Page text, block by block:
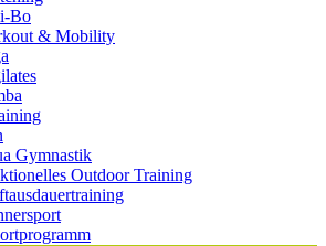
Bo
& Mobility
Gymnastik
Outdoor Training